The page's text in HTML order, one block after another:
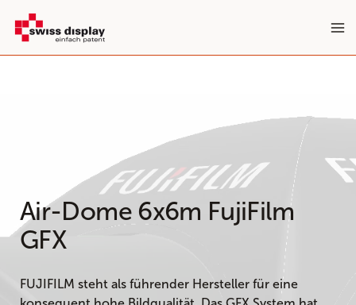
Inhalt
springen
Air-Dome 6x6m FujiFilm
GFX
FUJIFILM steht als führender Hersteller für eine